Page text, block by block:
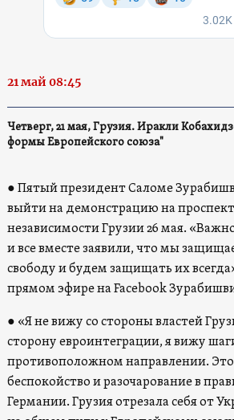
21 май 08:45
Четверг, 21 мая, Грузия. Иракли
формы Европейского союза"
● Пятый президент Саломе
выйти на демонстрацию на
независимости Грузии 26 мая.
и все вместе заявили, что мы
свободу и будем защищать их
прямом эфире на Facebook
● «Я не вижу со стороны властей
сторону евроинтеграции, я вижу
противоположном направлении.
беспокойство и разочарование в
Германии. Грузия отрезала себя от